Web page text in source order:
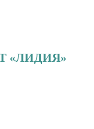
«ЛИДИЯ»